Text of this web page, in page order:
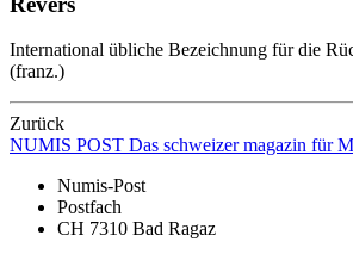
International übliche Bezeichnung für die
(franz.)
Zurück
NUMIS POST Das schweizer magazin für
Numis-Post
Postfach
CH 7310 Bad Ragaz